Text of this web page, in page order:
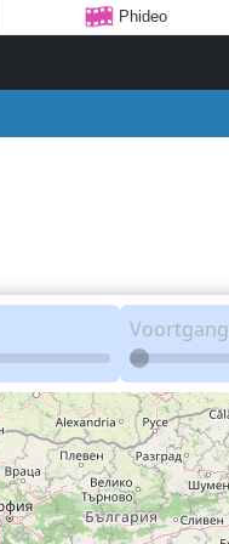
Phideo
Voortgang